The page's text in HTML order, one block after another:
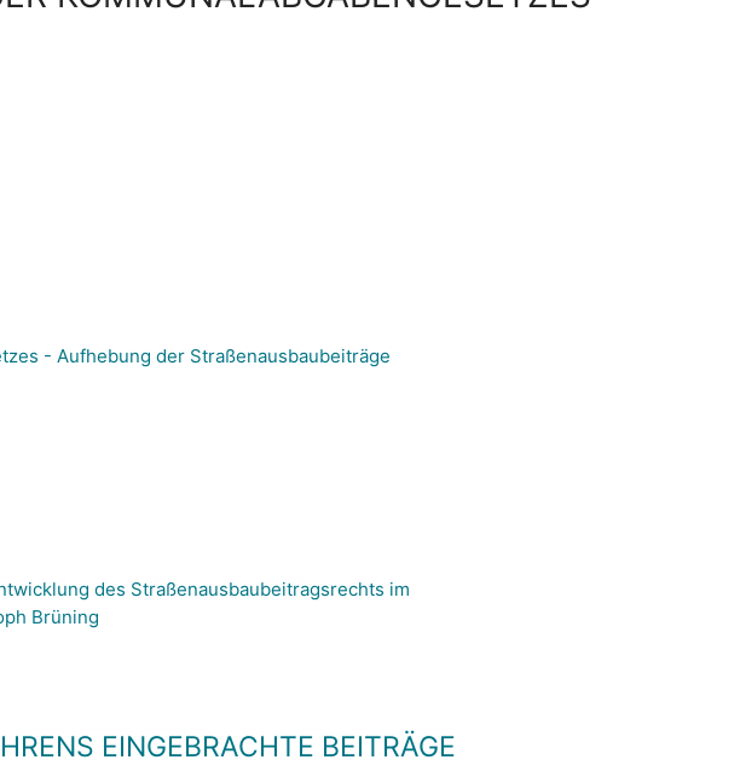
- Aufhebung der Straßenausbaubeiträge
des Straßenausbaubeitragsrechts im
Brüning
EINGEBRACHTE BEITRÄGE